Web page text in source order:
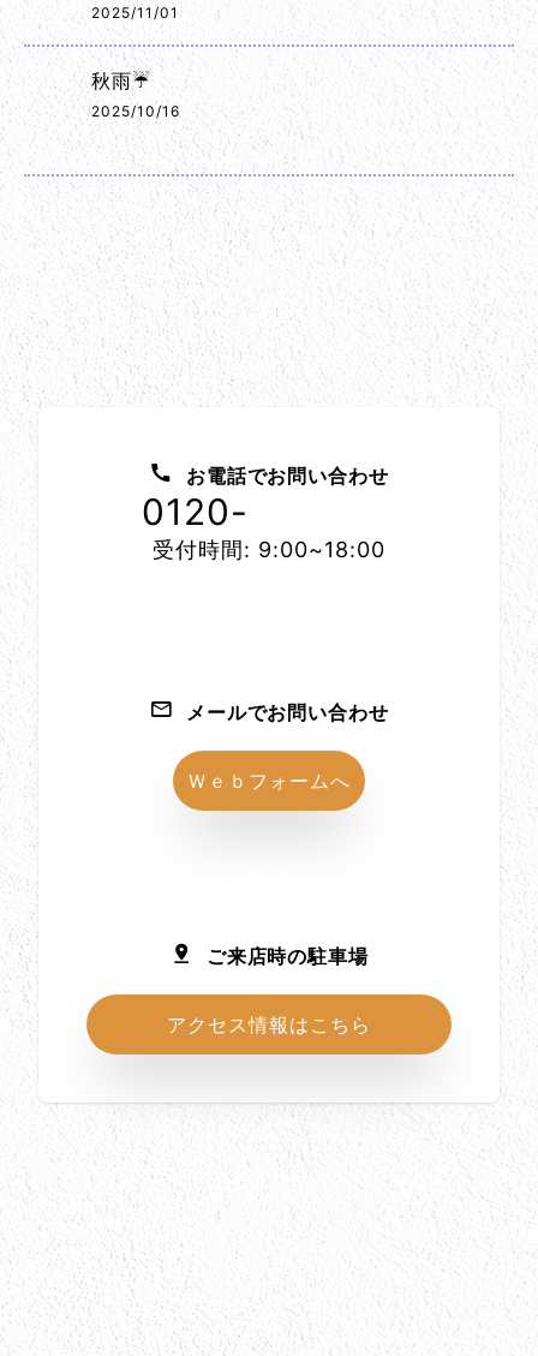
2025/11/01
秋雨☔
2025/10/16
お電話でお問い合わせ
0120-
受付時間: 9:00~18:00
メールでお問い合わせ
Ｗｅｂフォームへ
ご来店時の駐車場
アクセス情報はこちら
所在地